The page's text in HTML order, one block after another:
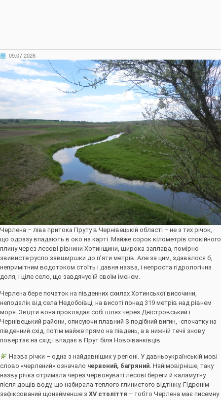
09.07.2026
Черлена – ліва притока Пруту в Чернівецькій області – не з тих річок,
що одразу впадають в око на карті. Майже сорок кілометрів спокійного
плину через лесові рівнини Хотинщини, широка заплава, помірно
звивисте русло завширшки до п’яти метрів. Але за цим, здавалося б,
непримітним водотоком стоїть і давня назва, і непроста гідрологічна
доля, і ціле село, що завдячує їй своїм іменем.
Черлена бере початок на південних схилах Хотинської височини,
неподалік від села Недобоївці, на висоті понад 319 метрів над рівнем
моря. Звідти вона прокладає собі шлях через Дністровський і
Чернівецький райони, описуючи плавний S-подібний вигин, -спочатку на
південний схід, потім майже прямо на південь, а в нижній течії знову
повертає на схід і впадає в Прут біля Новоіванківців.
Назва річки – одна з найдавніших у регіоні. У давньоукраїнській мові
слово «черлений» означало червоний, багряний. Найімовірніше, таку
назву річка отримала через червонуваті лесові береги й каламутну
після дощів воду, що набирала теплого глинистого відтінку. Гідронім
зафіксований щонайменше з XV століття – тобто Черлена має писемну